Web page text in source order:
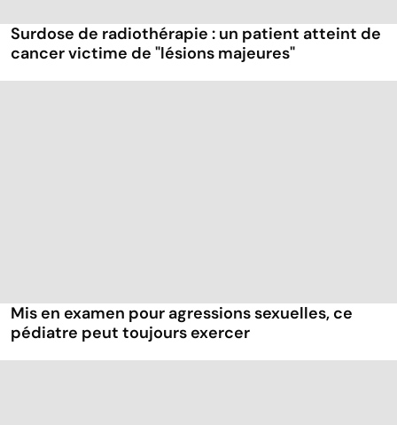
Surdose de radiothérapie : un patient atteint de
cancer victime de "lésions majeures"
Mis en examen pour agressions sexuelles, ce
pédiatre peut toujours exercer